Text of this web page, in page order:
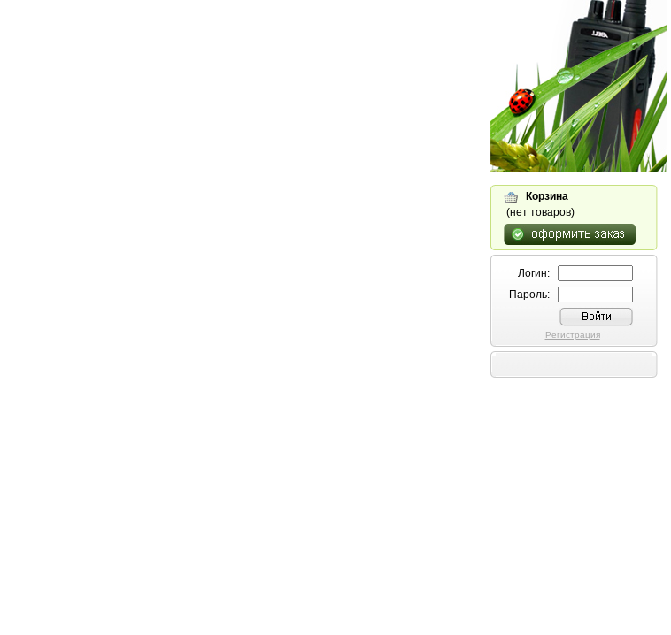
Корзина
(нет товаров)
Логин:
Пароль:
Регистрация